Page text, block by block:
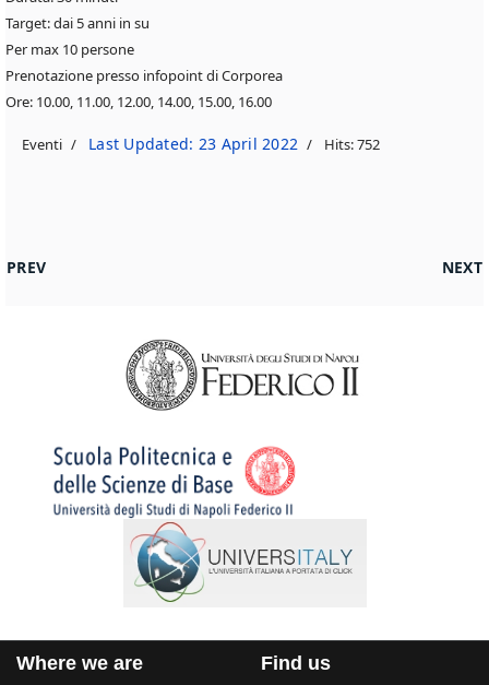
Target: dai 5 anni in su
Per max 10 persone
Prenotazione presso infopoint di Corporea
Ore: 10.00, 11.00, 12.00, 14.00, 15.00, 16.00
Eventi Last Updated: 23 April 2022 Hits: 752
PREVIOUS ARTICLE: CAREER DAY 2022 | 5 MAGGIO
PREV NEXT
Where we are Find us